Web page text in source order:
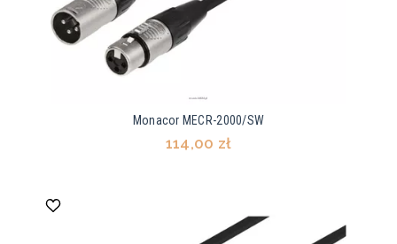
Monacor MECR-2000/SW
114,00 zł